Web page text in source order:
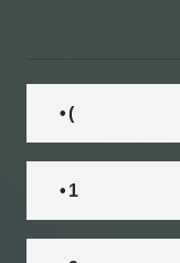
• (
• 1